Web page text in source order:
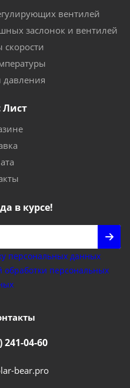
вентилей
заслонок и вентилей
скорости
давления
Лист
в курсе!
персональных данных
обработки персональных
241-04-60
bear.pro